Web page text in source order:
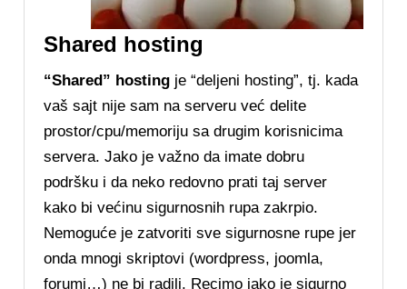
Shared hosting
“Shared” hosting je “deljeni hosting”, tj. kada
vaš sajt nije sam na serveru već delite
prostor/cpu/memoriju sa drugim korisnicima
servera. Jako je važno da imate dobru
podršku i da neko redovno prati taj server
kako bi većinu sigurnosnih rupa zakrpio.
Nemoguće je zatvoriti sve sigurnosne rupe jer
onda mnogi skriptovi (wordpress, joomla,
forumi…) ne bi radili. Recimo jako je sigurno